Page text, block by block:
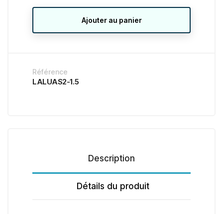
Ajouter au panier
Référence
LALUAS2-1.5
Description
Détails du produit